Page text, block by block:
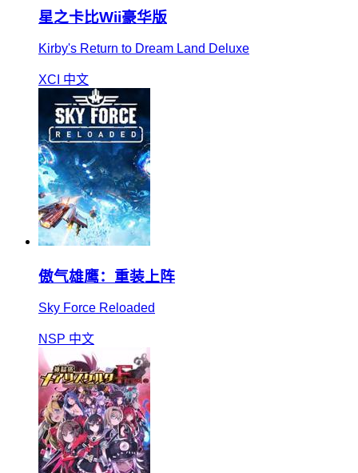
星之卡比Wii豪华版
Kirby's Return to Dream Land Deluxe
XCI 中文
傲气雄鹰：重装上阵
Sky Force Reloaded
NSP 中文